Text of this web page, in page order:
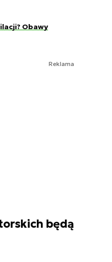
Obawy
Reklama
będą